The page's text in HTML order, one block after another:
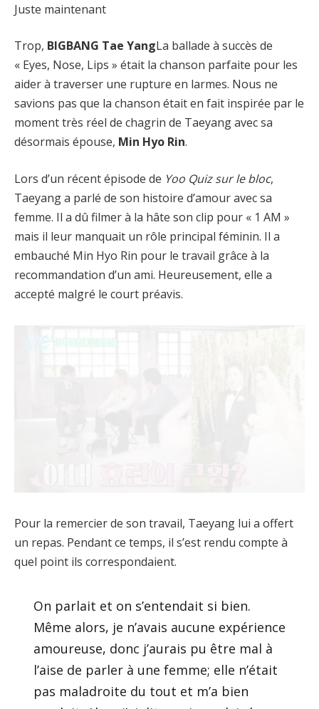
Juste maintenant
Trop, BIGBANG Tae YangLa ballade à succès de
« Eyes, Nose, Lips » était la chanson parfaite pour les
aider à traverser une rupture en larmes. Nous ne
savions pas que la chanson était en fait inspirée par le
moment très réel de chagrin de Taeyang avec sa
désormais épouse, Min Hyo Rin.
Lors d’un récent épisode de Yoo Quiz sur le bloc,
Taeyang a parlé de son histoire d’amour avec sa
femme. Il a dû filmer à la hâte son clip pour « 1 AM »
mais il leur manquait un rôle principal féminin. Il a
embauché Min Hyo Rin pour le travail grâce à la
recommandation d’un ami. Heureusement, elle a
accepté malgré le court préavis.
Pour la remercier de son travail, Taeyang lui a offert
un repas. Pendant ce temps, il s’est rendu compte à
quel point ils correspondaient.
On parlait et on s’entendait si bien.
Même alors, je n’avais aucune expérience
amoureuse, donc j’aurais pu être mal à
l’aise de parler à une femme; elle n’était
pas maladroite du tout et m’a bien